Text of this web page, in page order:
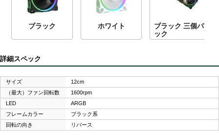
ブラック ホワイト
ブラック 三個パ
ック
詳細スペック
サイズ
12cm
（最大）ファン回転数
1600rpm
LED
ARGB
フレームカラー
ブラック系
回転の向き
リバース